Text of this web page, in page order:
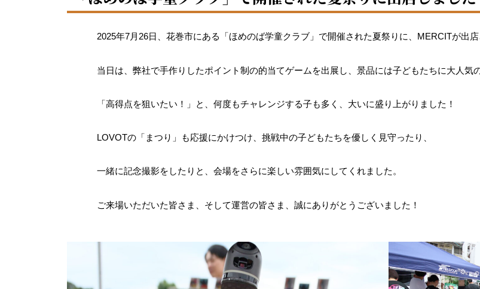
2025年7月26日、花巻市にある「ほめのば学童クラブ」で開催された夏祭りに、MERCITが出
当日は、弊社で手作りしたポイント制の的当てゲームを出展し、景品には子どもたちに大人気
「高得点を狙いたい！」と、何度もチャレンジする子も多く、大いに盛り上がりました！
LOVOTの「まつり」も応援にかけつけ、挑戦中の子どもたちを優しく見守ったり、
一緒に記念撮影をしたりと、会場をさらに楽しい雰囲気にしてくれました。
ご来場いただいた皆さま、そして運営の皆さま、誠にありがとうございました！